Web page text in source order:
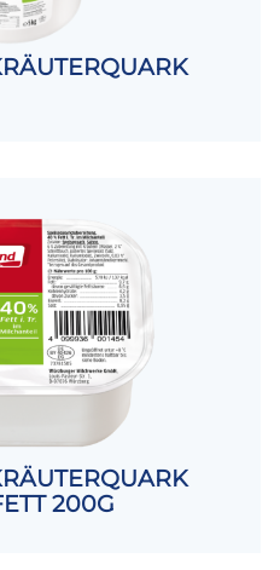
200G